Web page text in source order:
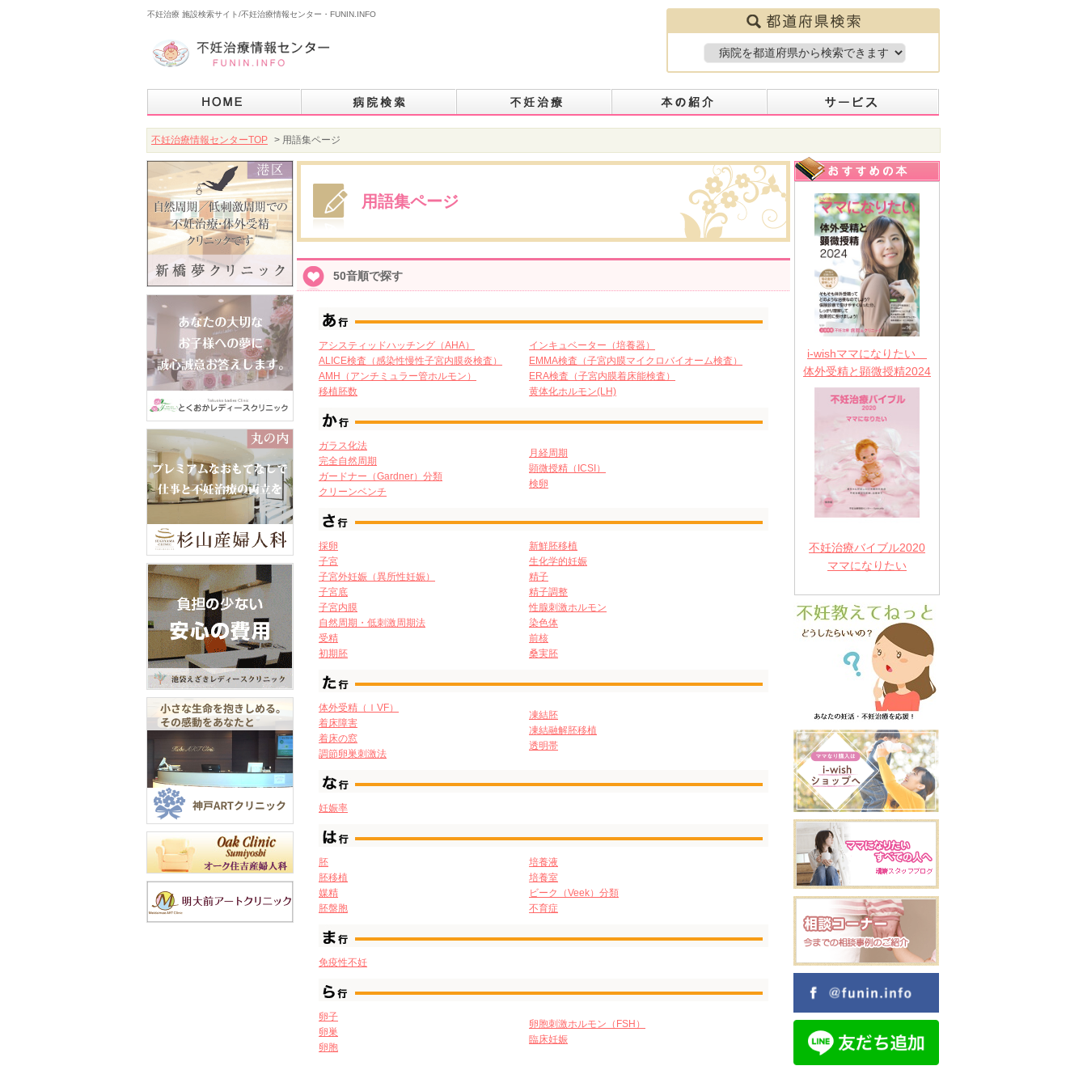
不妊治療 施設検索サイト/不妊治療情報センター・FUNIN.INFO
不妊治療情報センターTOP > 用語集ページ
用語集ページ
50音順で探す
アシスティッドハッチング（AHA）
ALICE検査（感染性慢性子宮内膜炎検査）
AMH（アンチミュラー管ホルモン）
移植胚数
インキュベーター（培養器）
EMMA検査（子宮内膜マイクロバイオーム検査）
ERA検査（子宮内膜着床能検査）
黄体化ホルモン(LH)
ガラス化法
完全自然周期
ガードナー（Gardner）分類
クリーンベンチ
月経周期
顕微授精（ICSI）
検卵
採卵
子宮
子宮外妊娠（異所性妊娠）
子宮底
子宮内膜
自然周期・低刺激周期法
受精
初期胚
新鮮胚移植
生化学的妊娠
精子
精子調整
性腺刺激ホルモン
染色体
前核
桑実胚
体外受精（ＩVF）
着床障害
着床の窓
調節卵巣刺激法
凍結胚
凍結融解胚移植
透明帯
妊娠率
胚
胚移植
媒精
胚盤胞
培養液
培養室
ビーク（Veek）分類
不育症
免疫性不妊
卵子
卵巣
卵胞
卵胞刺激ホルモン（FSH）
臨床妊娠
i-wishママになりたい
体外受精と顕微授精2024
不妊治療バイブル2020
ママになりたい